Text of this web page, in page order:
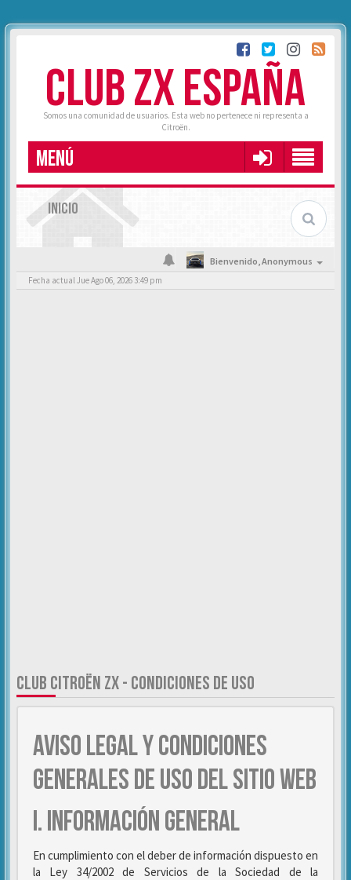
CLUB ZX ESPAÑA
Somos una comunidad de usuarios. Esta web no pertenece ni representa a
Citroën.
MENÚ
INICIO
Bienvenido,Anonymous
Fecha actual Jue Ago 06, 2026 3:49 pm
CLUB CITROËN ZX - CONDICIONES DE USO
AVISO LEGAL Y CONDICIONES
GENERALES DE USO DEL SITIO WEB
I. INFORMACIÓN GENERAL
En cumplimiento con el deber de información dispuesto en
la Ley 34/2002 de Servicios de la Sociedad de la